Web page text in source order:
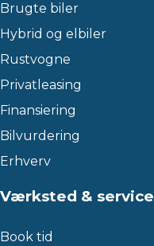
Brugte biler
Hybrid og elbiler
Rustvogne
Privatleasing
Finansiering
Bilvurdering
Erhverv
Værksted & service
Book tid